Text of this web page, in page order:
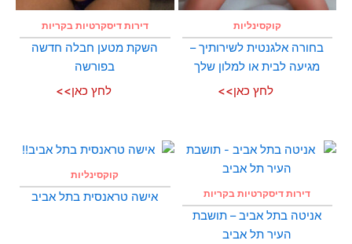
קוקסינליות
בחורה אלגנטית לשירותיך –
מגיעה לבית או למלון שלך
לחץ כאן>>
דירות דיסקרטיות בקריות
השקת מטען חבלה חדשה
בפורשה
לחץ כאן>>
דירות דיסקרטיות בקריות
אניטה בתל אביב – תושבת
העיר תל אביב
קוקסינליות
אישה טראנסית בתל אביב